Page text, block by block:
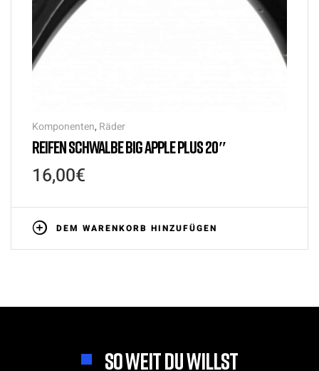
Komponenten, Räder
REIFEN SCHWALBE BIG APPLE PLUS 20″
16,00€
DEM WARENKORB HINZUFÜGEN
SO WEIT DU WILLST